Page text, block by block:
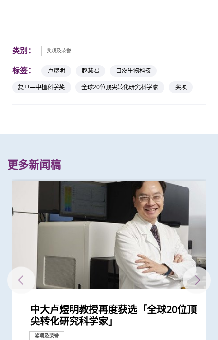
类别： 奖项及荣誉
标签： 卢煜明 赵慧君
自然生物科技
复旦—中植科学奖
全球20位顶尖转化研究科学家 奖项
更多新闻稿
中大卢煜明教授再度获选「全球20位顶
尖转化研究科学家」
奖项及荣誉
中大医学院两学者荣膺「2019年全球
20位顶尖转化研究科学家」 榜上唯一
亚洲学府 卢煜明教授连续第四年获选
中大医学院三位学者荣膺「2020年全球
20位顶尖转化研究科学家」 卢煜明教
授连续五年获选
中大医学院卢煜明教授荣获有「科学界
奥斯卡」之称的「科学突破奖」
奖项及荣誉
中大研究获世界顶尖医学期刊推崇
奖项及荣誉
中大医学院两教授齐获「药明康德生命
化学研究奖」
奖项及荣誉
中大卢煜明教授获颁首届「未来科学大
奖」 从事产前检测研究逾廿载 「科
学是我生命中不可分割的一部分」
中大卢煜明教授荣获被喻为诺贝尔奖预
测指标的「汤森路透引文桂冠奖」
奖项及荣誉
中大卢煜明教授荣获有「中国诺贝尔」
之称的「未来科学大奖－生命科学奖」
奖项及荣誉
中大卢煜明教授成世界首位华人获美国
临床化学协会Wallace H. Coulter讲学
奖
卢煜明教授获国际奖项 表扬其在个人
化医学领域上杰出成就
奖项及荣誉
中大率先推出无创性唐氏综合症产前诊
断服务 革命性研究成果推展至香港及
美国
中大教授陈重娥获颁「清野裕杰出领袖
奖」 成为本港首名学者荣膺亚洲糖尿
病教研最高荣誉
中大张源津医生成首位亚洲研究员 荣
获国际泌尿科权威奖项John K.
Lattimer 讲座奖
中大校长卢煜明教授与医学院院长赵伟
仁教授获选为欧洲科学院外籍院士
奖项及荣誉
中大医学院与正大天晴签署合作框架协
议 紧密结合及发挥内地与香港医药创
新科研、人才培训、转化和产业优势
中大医学院获李嘉诚基金会捐赠亚洲首
台Histotripsy 2.0系统 共30名患者获
资助接受组织碎化技术治肝癌
中大卢煜明教授获颁首届腾冲科学大奖
奖项及荣誉
中大卢煜明教授获选中国科学院院士
奖项及荣誉
中大研究证实「血浆DNA」筛查能侦测
到早期没有病徵的鼻咽癌 并反映日后
患鼻咽癌风险
中大卢煜明教授获颁有「美国最高荣誉
生物医学科学奖」之称的「拉斯克奖」
奖项及荣誉
中大医学院卢煜明教授成史上首名生物
学科「皇家奖章」华人得主
奖项及荣誉
香港中文大学感谢李嘉诚先生及基金会
捐助3千万港元提升中大李嘉诚健康科
学研究所科研空间及设施
中大医学院马青云教授获亚洲糖尿病研
究协会表扬研究成就及贡献
奖项及荣誉
中大医学院两名杰出学者 获裘槎基金
会颁发「裘槎优秀医学科研者奖2020」
奖项及荣誉
中大医学院陈重娥教授获颁国际奖项以
表扬在糖尿病研究及治理的卓越贡献
奖项及荣誉
莫树锦教授获欧洲肿瘤学会颁发「终身
成就奖」全球第一人将晚期肺癌治疗
「个人化」 被誉为「肿瘤学传奇」
陈家亮教授成首位华人获颁「美国肠胃
科医学院国际领袖大奖」
奖项及荣誉
中大肿瘤学系获国际肺癌研究协会颁发
「杰出癌症关顾团队」奖项
奖项及荣誉
中大两研究获国家科学技术奖励
奖项及荣誉
中大完成二万人「血浆DNA」鼻咽癌筛
查研究 大幅推前癌症发现期数
研究
中大教授成为全球首位华人获颁「世界
中风组织主席中风贡献奖」 全球首创
「脉磁激法」助中风患者复修脑部功...
中大蓝辉耀教授慢性肾病研究获颁中华
医学科技奖一等奖
奖项及荣誉
中大医学院李子芬教授荣膺美国护理科
学院院士
奖项及荣誉
中大医科生勇夺英国文化协会「科学一
叮」比赛香港区冠军 将赴英出战国际
总决赛
基因解码成就「个人化医学」 未来医
学路前瞻：从科学研究到临床应用
研究
中大卢煜明教授夺费萨尔国王国际医学
奖
奖项及荣誉
中大推全港大型「鼻咽癌血液测试研究
计划」 现招募二万名市民参与 冀有效
侦测早期患者
中大四科研项目荣获国家教育部高等学
校科学研究优秀成果奖 为本港院校之
冠
开创无创性产前检查 中大卢煜明教授
膺选美国国家科学院院士
奖项及荣誉
中文大学医学院赵慧君教授荣获「中国
青年女科学家奖」最新研究突破 成功
发展血浆DNA测试以扫描癌症
本地女青年科学家扬威海外 中大医学
院赵慧君教授连夺两项国际科研大奖
奖项及荣誉